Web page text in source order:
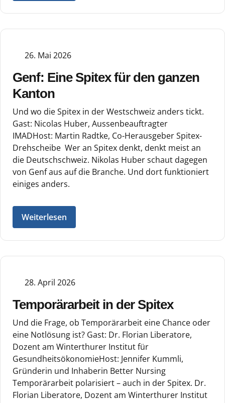
26. Mai 2026
Genf: Eine Spitex für den ganzen
Kanton
Und wo die Spitex in der Westschweiz anders tickt.
Gast: Nicolas Huber, Aussenbeauftragter
IMADHost: Martin Radtke, Co-Herausgeber Spitex-
Drehscheibe Wer an Spitex denkt, denkt meist an
die Deutschschweiz. Nikolas Huber schaut dagegen
von Genf aus auf die Branche. Und dort funktioniert
einiges anders.
Weiterlesen
28. April 2026
Temporärarbeit in der Spitex
Und die Frage, ob Temporärarbeit eine Chance oder
eine Notlösung ist? Gast: Dr. Florian Liberatore,
Dozent am Winterthurer Institut für
GesundheitsökonomieHost: Jennifer Kummli,
Gründerin und Inhaberin Better Nursing
Temporärarbeit polarisiert – auch in der Spitex. Dr.
Florian Liberatore, Dozent am Winterthurer Institut